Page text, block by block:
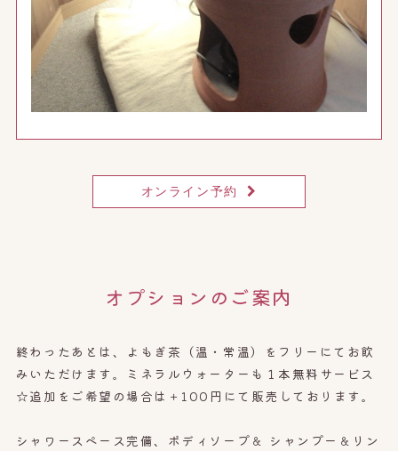
オンライン予約
オプションのご案内
終わったあとは、よもぎ茶（温・常温）をフリーにてお飲
みいただけます。ミネラルウォーターも１本無料サービス
☆追加をご希望の場合は＋100円にて販売しております。
シャワースペース完備、ボディソープ＆ シャンプー＆リン